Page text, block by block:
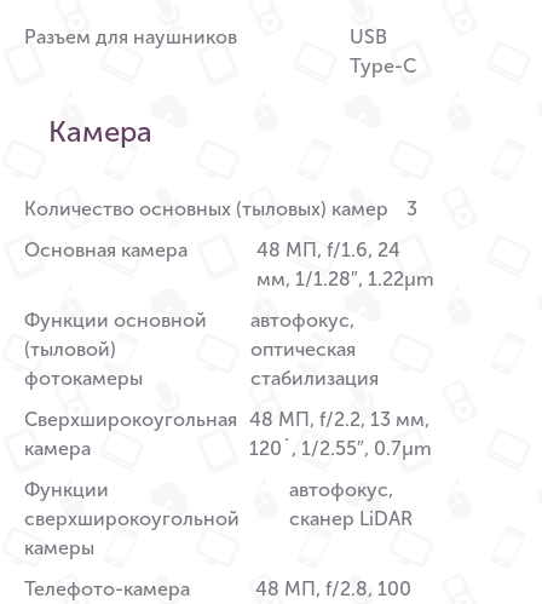
Разъем для наушников
USB
Type-C
Камера
Количество основных (тыловых) камер
3
Основная камера
48 МП, f/1.6, 24
мм, 1/1.28″, 1.22µm
Функции основной
(тыловой)
фотокамеры
автофокус,
оптическая
стабилизация
Сверхширокоугольная
камера
48 МП, f/2.2, 13 мм,
120˚, 1/2.55″, 0.7µm
Функции
сверхширокоугольной
камеры
автофокус,
сканер LiDAR
Телефото-камера
48 МП, f/2.8, 100